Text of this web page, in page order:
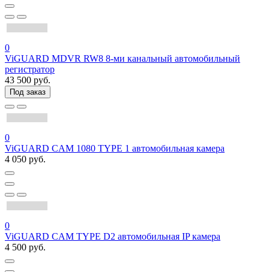
0
ViGUARD MDVR RW8 8-ми канальный автомобильный
регистратор
43 500 руб.
Под заказ
0
ViGUARD CAM 1080 TYPE 1 автомобильная камера
4 050 руб.
0
ViGUARD CAM TYPE D2 автомобильная IP камера
4 500 руб.